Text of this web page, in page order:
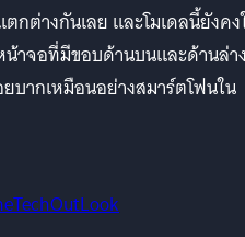
กต่างกันเลย และโมเดลนี้ยังค
าจอที่มีขอบด้านบนและด้านล่า
บากเหมือนอย่างสมาร์ตโฟนใน